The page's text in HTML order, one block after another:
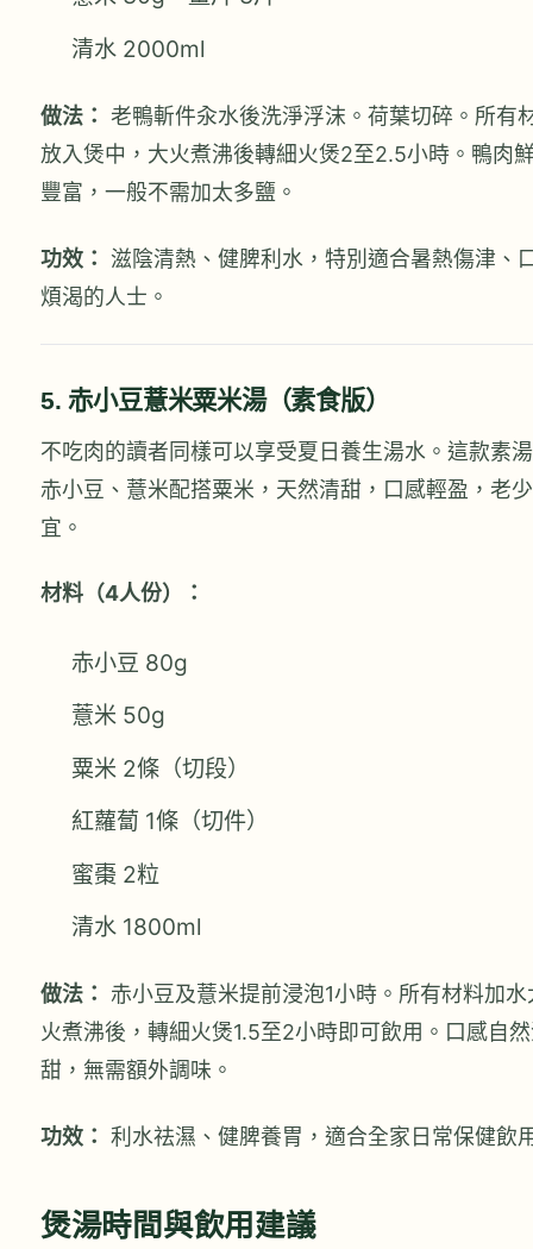
清水 2000ml
做法： 老鴨斬件汆水後洗淨浮沫。荷葉切碎。所有
放入煲中，大火煮沸後轉細火煲2至2.5小時。鴨肉
豐富，一般不需加太多鹽。
功效： 滋陰清熱、健脾利水，特別適合暑熱傷津、
煩渴的人士。
5. 赤小豆薏米粟米湯（素食版）
不吃肉的讀者同樣可以享受夏日養生湯水。這款素
赤小豆、薏米配搭粟米，天然清甜，口感輕盈，老
宜。
材料（4人份）：
赤小豆 80g
薏米 50g
粟米 2條（切段）
紅蘿蔔 1條（切件）
蜜棗 2粒
清水 1800ml
做法：
赤小豆及薏米提前浸泡1小時。所有材料加水
火煮沸後，轉細火煲1.5至2小時即可飲用。口感自
甜，無需額外調味。
功效： 利水祛濕、健脾養胃，適合全家日常保健飲
煲湯時間與飲用建議